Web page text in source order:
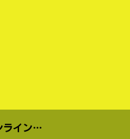
異国の戦士オンラインショップ